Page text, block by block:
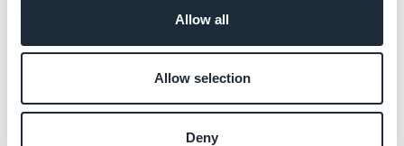
Allow all
Allow selection
Deny
Añadir una sección CMS Artículo
Conectar fuentes de contenido
externo para los artículos
Resolver los problemas de conexión